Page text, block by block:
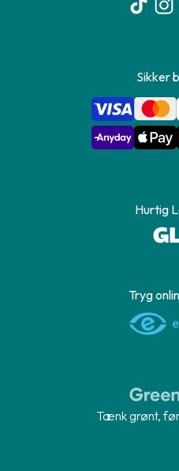
Sikker
Hurtig
Tryg
Tænk grønt,